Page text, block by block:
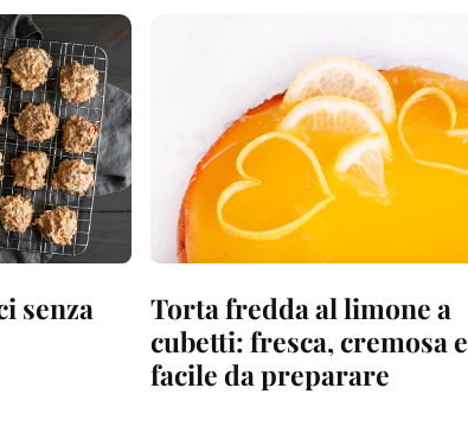
senza
Torta fredda al limone a
cubetti: fresca, cremosa e
facile da preparare